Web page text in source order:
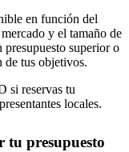
en función del
y el tamaño de
presupuesto superior o
tus objetivos.
si reservas tu
locales.
tu presupuesto